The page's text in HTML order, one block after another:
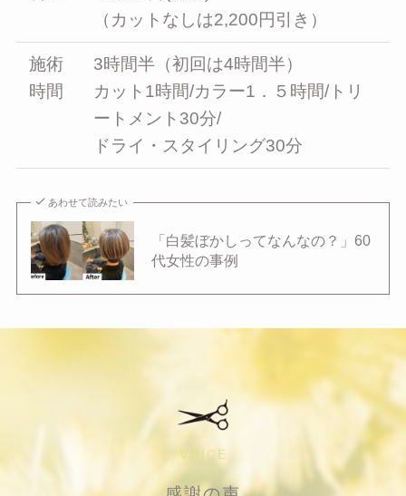
（カットなしは2,200円引き）
施術
時間
3時間半（初回は4時間半）
カット1時間/カラー1．５時間/トリ
ートメント30分/
ドライ・スタイリング30分
あわせて読みたい
「白髪ぼかしってなんなの？」60
代女性の事例
VOICE